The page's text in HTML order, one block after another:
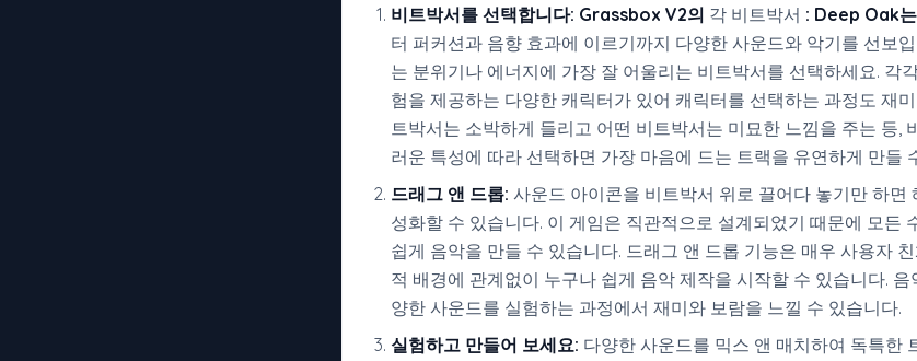
비트박서를 선택합니다: Grassbox V2의 각 비트박서 : Deep Oak는
터 퍼커션과 음향 효과에 이르기까지 다양한 사운드와 악기를 선보
는 분위기나 에너지에 가장 잘 어울리는 비트박서를 선택하세요. 각
험을 제공하는 다양한 캐릭터가 있어 캐릭터를 선택하는 과정도 재
트박서는 소박하게 들리고 어떤 비트박서는 미묘한 느낌을 주는 등,
러운 특성에 따라 선택하면 가장 마음에 드는 트랙을 유연하게 만들
드래그 앤 드롭: 사운드 아이콘을 비트박서 위로 끌어다 놓기만 하면
성화할 수 있습니다. 이 게임은 직관적으로 설계되었기 때문에 모든
쉽게 음악을 만들 수 있습니다. 드래그 앤 드롭 기능은 매우 사용자
적 배경에 관계없이 누구나 쉽게 음악 제작을 시작할 수 있습니다.
양한 사운드를 실험하는 과정에서 재미와 보람을 느낄 수 있습니다.
실험하고 만들어 보세요: 다양한 사운드를 믹스 앤 매치하여 독특한